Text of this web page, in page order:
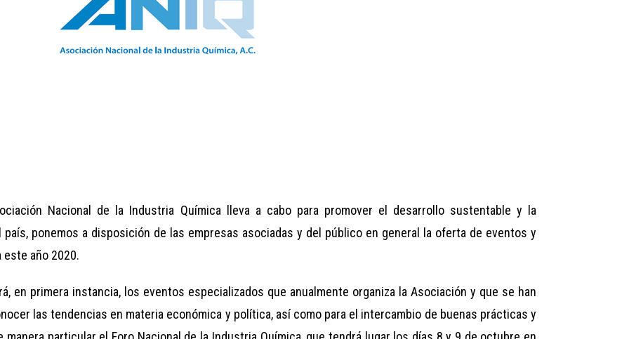
Nacional de la Industria Química lleva a cabo para promover el desarrollo sustentable y la
ponemos a disposición de las empresas asociadas y del público en general la oferta de eventos y
este año 2020.
en primera instancia, los eventos especializados que anualmente organiza la Asociación y que se han
las tendencias en materia económica y política, así como para el intercambio de buenas prácticas y